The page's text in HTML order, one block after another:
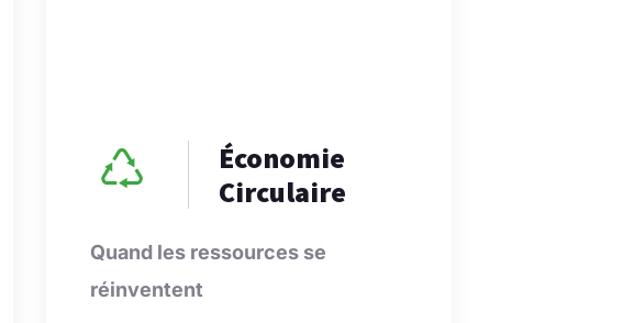
Économie
Circulaire
Quand les ressources se
réinventent